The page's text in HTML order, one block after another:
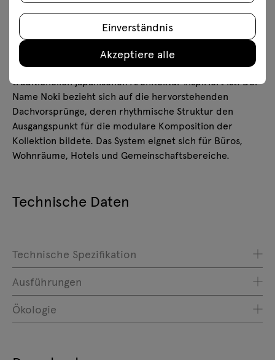
Noki ist ein System aus Wandregalen aus Holz. Dank
seiner leichten Form lässt sich damit auch auf kleinem
Raum ein funktionaler Stauraum schaffen. Das Regal
verbindet den natürlichen Charakter des Materials mit
einer minimalistischen Ästhetik, die von der
traditionellen japanischen Architektur inspiriert ist. Der
Name Noki bezieht sich auf die hervorstehenden
Dachvorsprünge, deren rhythmische Struktur den
Ausgangspunkt für die modulare Komposition der
Kollektion bildete. Das System eignet sich für Büros,
Wohnräume, Hotels und Gemeinschaftsbereiche.
Technische Daten
Technische Spezifikation
Ausführungen
Ökologie
Einverständnis
Akzeptiere alle